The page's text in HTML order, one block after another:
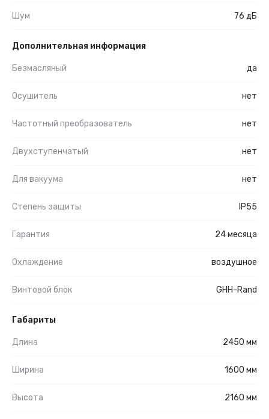
Шум 76 дБ
Дополнительная информация
Безмасляный да
Осушитель нет
Частотный преобразователь нет
Двухступенчатый нет
Для вакуума нет
Степень защиты IP55
Гарантия 24 месяца
Охлаждение воздушное
Винтовой блок GHH-Rand
Габариты
Длина 2450 мм
Ширина 1600 мм
Высота 2160 мм